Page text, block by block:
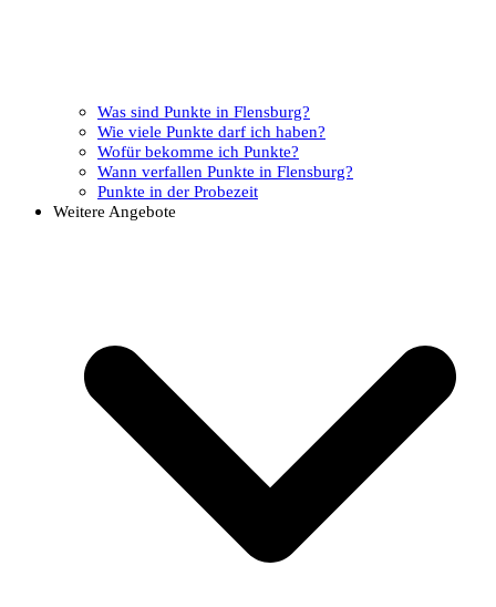
Was sind Punkte in Flensburg?
Wie viele Punkte darf ich haben?
Wofür bekomme ich Punkte?
Wann verfallen Punkte in Flensburg?
Punkte in der Probezeit
Weitere Angebote